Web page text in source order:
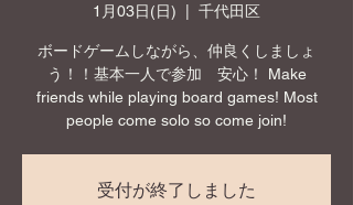
1月03日(日) 千代田区
ボードゲームしながら、仲良くしましょ
う！！基本一人で参加 安心！ Make
friends while playing board games! Most
people come solo so come join!
受付が終了しました